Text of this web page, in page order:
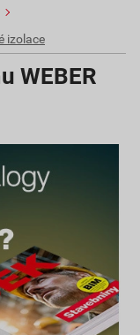
izolace
WEBER